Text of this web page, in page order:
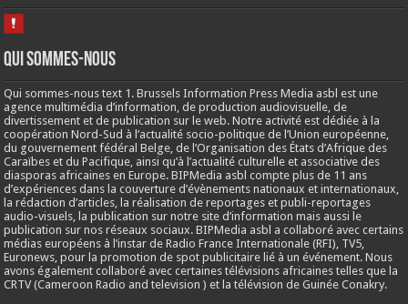
Qui sommes-nous
Qui sommes-nous text 1. Brussels Information Press Media asbl est une
agence multimédia d’information, de production audiovisuelle, de
divertissement et de publication sur le web. Notre activité est dédiée à la
coopération Nord-Sud à l’actualité socio-politique de l’Union européenne,
du gouvernement fédéral Belge, de l’Organisation des États d’Afrique des
Caraïbes et du Pacifique, ainsi qu’à l’actualité culturelle et associative des
diasporas africaines en Europe. BIPMedia asbl compte plus de 11 ans
d’expériences dans la couverture d’évènements nationaux et internationaux,
la rédaction d’articles, la réalisation de reportages et publi-reportages
audio-visuels, la publication sur notre site d’information mais aussi le
publication sur nos réseaux sociaux. BIPMedia asbl a collaboré avec certains
médias européens à l’instar de Radio France Internationale (RFI), TV5,
Euronews, pour la promotion de spot publicitaire lié à un événement. Nous
avons également collaboré avec certaines télévisions africaines telles que la
CRTV (Cameroon Radio and television ) et la télévision de Guinée Conakry.